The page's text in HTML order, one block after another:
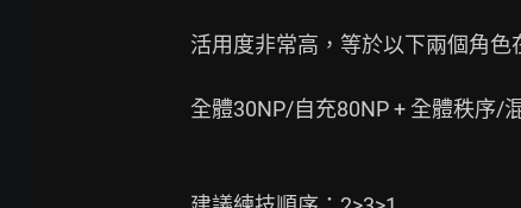
活用度非常高，等於以下兩個角色
全體30NP/自充80NP + 全體秩序/